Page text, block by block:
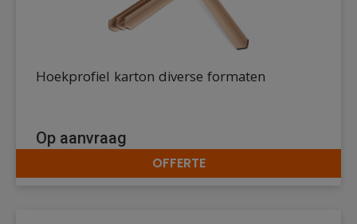
DETAILS
Hoekprofiel karton diverse formaten
Op aanvraag
OFFERTE